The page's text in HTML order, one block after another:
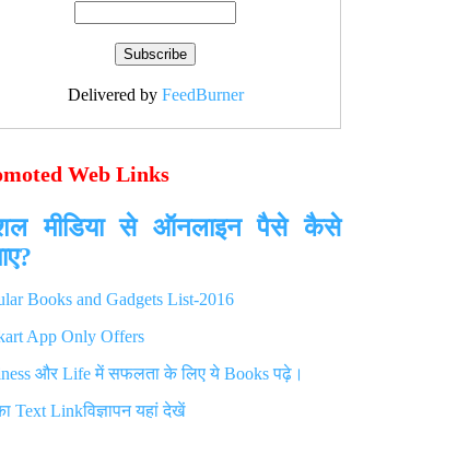
Delivered by FeedBurner
Web Links
मीडिया से ऑनलाइन पैसे कैसे
Books and Gadgets List-2016
App Only Offers
और Lifeमें सफलता के लिए ये Booksपढ़े।
Text Linkविज्ञापन यहां देखें